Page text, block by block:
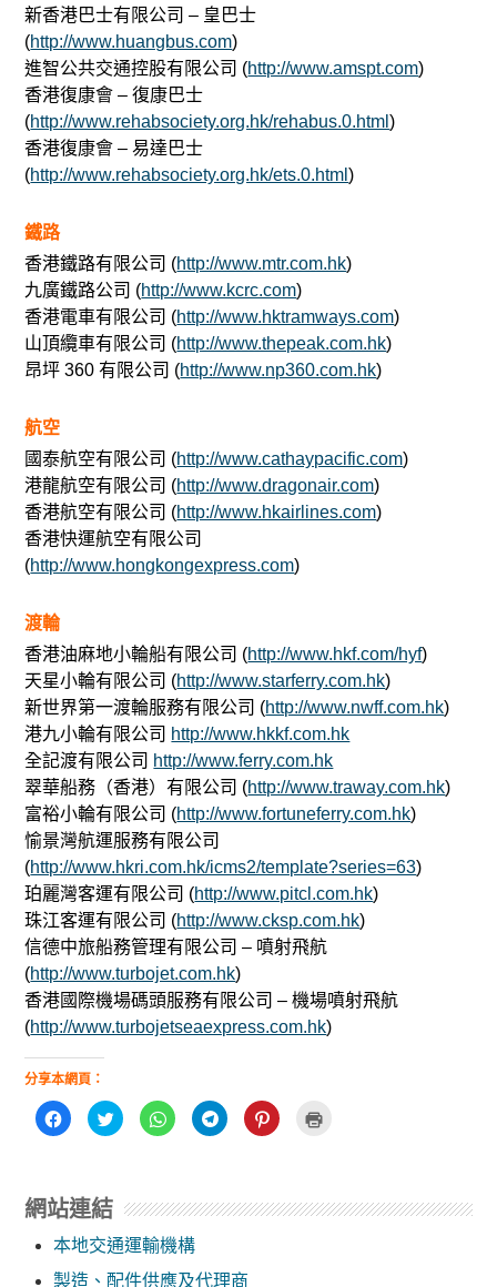
新香港巴士有限公司 – 皇巴士
(http://www.huangbus.com)
進智公共交通控股有限公司 (http://www.amspt.com)
香港復康會 – 復康巴士
(http://www.rehabsociety.org.hk/rehabus.0.html)
香港復康會 – 易達巴士
(http://www.rehabsociety.org.hk/ets.0.html)
鐵路
香港鐵路有限公司 (http://www.mtr.com.hk)
九廣鐵路公司 (http://www.kcrc.com)
香港電車有限公司 (http://www.hktramways.com)
山頂纜車有限公司 (http://www.thepeak.com.hk)
昂坪 360 有限公司 (http://www.np360.com.hk)
航空
國泰航空有限公司 (http://www.cathaypacific.com)
港龍航空有限公司 (http://www.dragonair.com)
香港航空有限公司 (http://www.hkairlines.com)
香港快運航空有限公司
(http://www.hongkongexpress.com)
渡輪
香港油麻地小輪船有限公司 (http://www.hkf.com/hyf)
天星小輪有限公司 (http://www.starferry.com.hk)
新世界第一渡輪服務有限公司 (http://www.nwff.com.hk)
港九小輪有限公司 http://www.hkkf.com.hk
全記渡有限公司 http://www.ferry.com.hk
翠華船務（香港）有限公司 (http://www.traway.com.hk)
富裕小輪有限公司 (http://www.fortuneferry.com.hk)
愉景灣航運服務有限公司
(http://www.hkri.com.hk/icms2/template?series=63)
珀麗灣客運有限公司 (http://www.pitcl.com.hk)
珠江客運有限公司 (http://www.cksp.com.hk)
信德中旅船務管理有限公司 – 噴射飛航
(http://www.turbojet.com.hk)
香港國際機場碼頭服務有限公司 – 機場噴射飛航
(http://www.turbojetseaexpress.com.hk)
分享本網頁：
按
一
至
F
a
e
o
分
享
r
(
新
分
享
s
A
p
p
在
按
一
T
e
r
分
享
e
r
新
視
網站連結
本地交通運輸機構
製造、配件供應及代理商